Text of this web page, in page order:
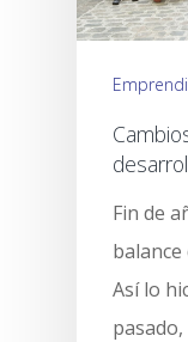
Fin de
balance
Así lo